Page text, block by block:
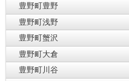
豊野町豊野
豊野町浅野
豊野町蟹沢
豊野町大倉
豊野町川谷